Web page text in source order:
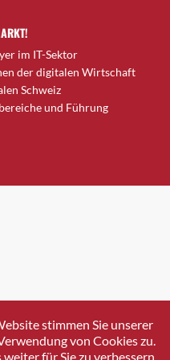
im IT-Sektor
der digitalen Wirtschaft
Schweiz
und Führung
stimmen Sie unserer
von Cookies zu.
für Sie zu verbessern.